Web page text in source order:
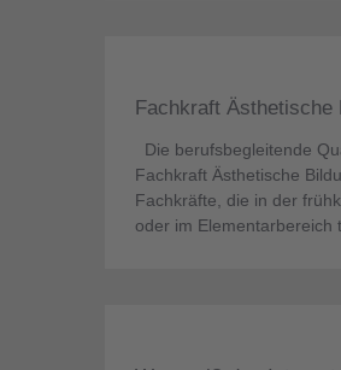
Fachkraft Ästhetische
Die berufsbegleitende
Fachkraft Ästhetische
Fachkräfte, die in der
oder im Elementarbereich